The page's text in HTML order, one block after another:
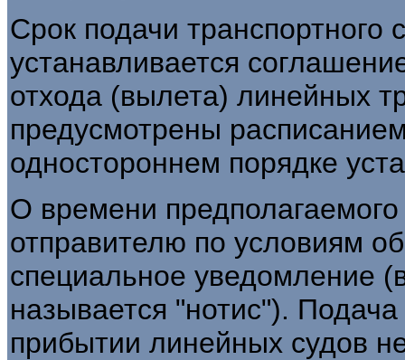
Срок подачи транспортного
устанавливается
отхода (вылета) линейных
предусмотрены
одностороннем порядке
О времени предполагаемого
отправителю по условиям
специальное уведомление
называется "нотис").
прибытии линейных судов